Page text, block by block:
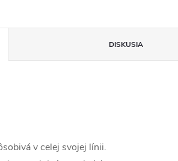
DISKUSIA
v celej svojej línii.